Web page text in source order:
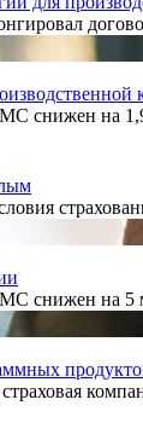
снижен на
снижен на 5